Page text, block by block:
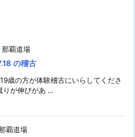
那覇道場
の稽古
歳の方が体験稽古にいらしてくださ
りが伸びがあ ...
覇道場